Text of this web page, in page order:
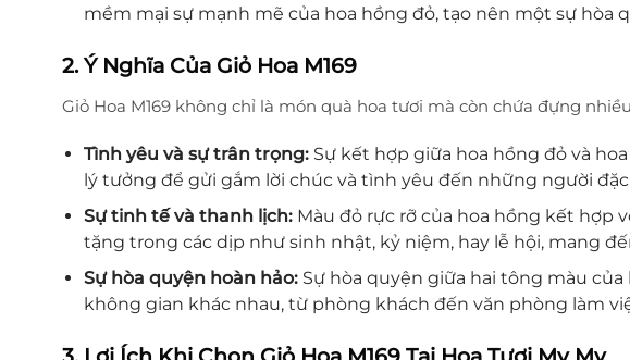
mềm mại sự mạnh mẽ của hoa hồng đỏ, tạo nên một sự hòa
2. Ý Nghĩa Của Giỏ Hoa M169
Giỏ Hoa M169 không chỉ là món quà hoa tươi mà còn chứa đựng
Tình yêu và sự trân trọng: Sự kết hợp giữa hoa hồng đỏ và
lý tưởng để gửi gắm lời chúc và tình yêu đến những người
Sự tinh tế và thanh lịch: Màu đỏ rực rỡ của hoa hồng kết hợp
tặng trong các dịp như sinh nhật, kỷ niệm, hay lễ hội, mang
Sự hòa quyện hoàn hảo: Sự hòa quyện giữa hai tông màu
không gian khác nhau, từ phòng khách đến văn phòng làm